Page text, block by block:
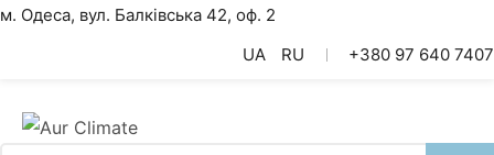
м. Одеса, вул. Балківська 42, оф. 2
UA
RU +380 97 640 7407